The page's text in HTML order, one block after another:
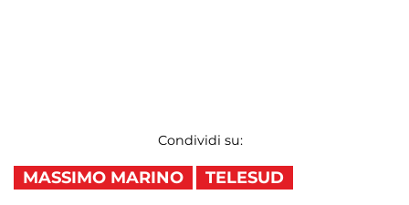
Condividi su:
MASSIMO MARINO TELESUD